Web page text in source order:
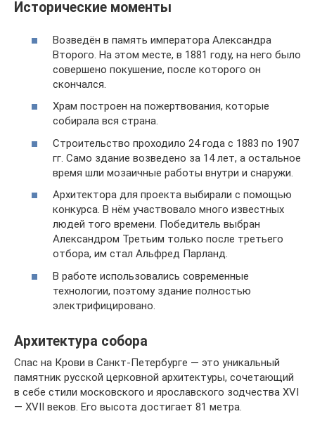
Исторические моменты
Возведён в память императора Александра
Второго. На этом месте, в 1881 году, на него было
совершено покушение, после которого он
скончался.
Храм построен на пожертвования, которые
собирала вся страна.
Строительство проходило 24 года с 1883 по 1907
гг. Само здание возведено за 14 лет, а остальное
время шли мозаичные работы внутри и снаружи.
Архитектора для проекта выбирали с помощью
конкурса. В нём участвовало много известных
людей того времени. Победитель выбран
Александром Третьим только после третьего
отбора, им стал Альфред Парланд.
В работе использовались современные
технологии, поэтому здание полностью
электрифицировано.
Архитектура собора
Спас на Крови в Санкт-Петербурге — это уникальный
памятник русской церковной архитектуры, сочетающий
в себе стили московского и ярославского зодчества XVI
— XVII веков. Его высота достигает 81 метра.